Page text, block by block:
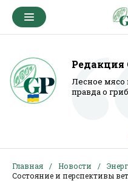
Редакция
Лесное мясо
правда о
Главная Новости
Состояние и перспективы